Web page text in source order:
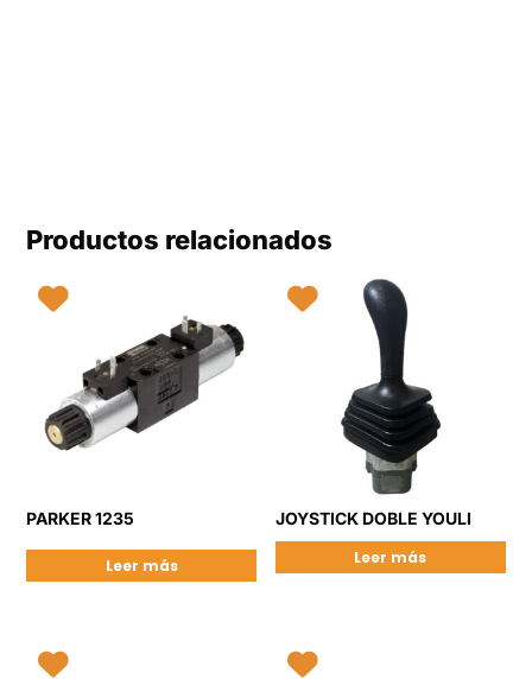
Productos relacionados
PARKER 1235
Leer más
JOYSTICK DOBLE YOULI
Leer más